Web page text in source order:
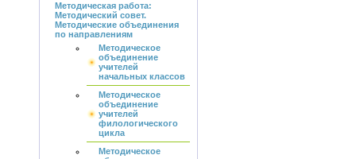
Методическая работа:
Методический совет.
Методические объединения
по направлениям
Методическое
объединение
учителей
начальных классов
Методическое
объединение
учителей
филологического
цикла
Методическое